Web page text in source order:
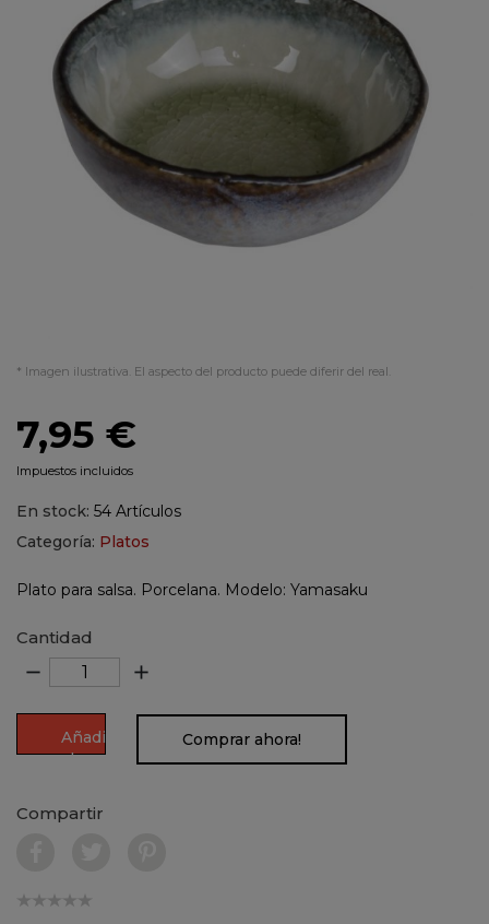
* Imagen ilustrativa. El aspecto del producto puede diferir del real.
7,95 €
Impuestos incluidos
En stock: 54 Artículos
Categoría: Platos
Plato para salsa. Porcelana. Modelo: Yamasaku
Cantidad
remove add
Añadir
al
Comprar ahora!
Compartir